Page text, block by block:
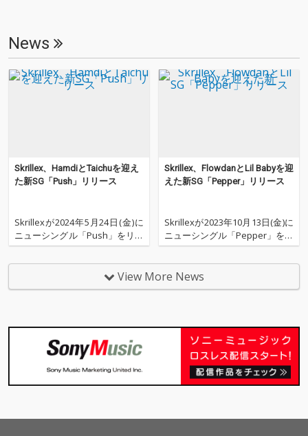
News
Skrillex、HamdiとTaichuを迎え
た新SG「Push」リリース
Skrillexが2024年5月24日(金)に
ニューシングル「Push」をリリ
ースした。 本作はHamdiとTaic
huとのコラボレーション楽曲。
クラヴにピッタリなアンセムと
なっている。 昨年の『Jyoty’s Ri
Skrillex、FlowdanとLil Babyを迎
えた新SG「Pepper」リリース
Skrillexが2023年10月13日(金)に
ニューシングル「Pepper」をリ
リースした。 本作はFlowdanと
Lil Babyとのコラボレーション
作品。Southern RapやUK-Drill
から影響を受けた楽曲に仕上が
View More News